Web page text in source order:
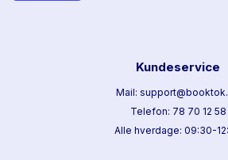
Kundeservice
Mail:
Telefon: 78 70 12 58
Alle hverdage: 09:30-